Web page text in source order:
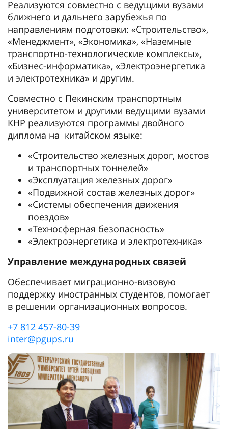
Реализуются совместно с ведущими вузами
ближнего и дальнего зарубежья по
направлениям подготовки: «Строительство»,
«Менеджмент», «Экономика», «Наземные
транспортно-технологические комплексы»,
«Бизнес-информатика», «Электроэнергетика
и электротехника» и другим.
Совместно с Пекинским транспортным
университетом и другими ведущими вузами
КНР реализуются программы двойного
диплома на китайском языке:
«Строительство железных дорог, мостов
и транспортных тоннелей»
«Эксплуатация железных дорог»
«Подвижной состав железных дорог»
«Системы обеспечения движения
поездов»
«Техносферная безопасность»
«Электроэнергетика и электротехника»
Управление международных связей
Обеспечивает миграционно-визовую
поддержку иностранных студентов, помогает
в решении организационных вопросов.
+7 812 457-80-39
inter@pgups.ru